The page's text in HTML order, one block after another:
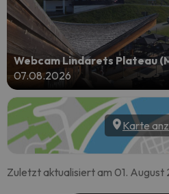
Webcam Lindarets Plateau
07.08.2026
Karte
Zuletzt aktualisiert am 01.